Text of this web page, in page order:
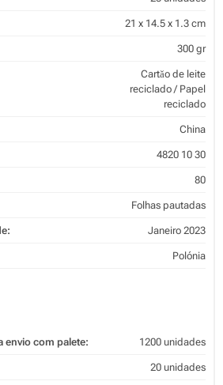
21 x 14.5 x 1.3 cm
300 gr
Cartăo de leite
reciclado / Papel
reciclado
China
4820 10 30
80
Folhas pautadas
Janeiro 2023
Polónia
envio com palete: 1200 unidades
20 unidades